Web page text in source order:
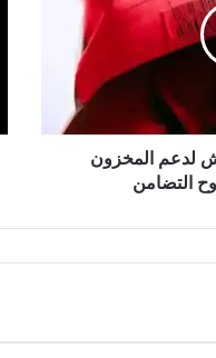
لدعم المخزون
التضامن